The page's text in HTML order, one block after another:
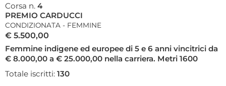
Corsa n. 4
PREMIO CARDUCCI
CONDIZIONATA - FEMMINE
€ 5.500,00
Femmine indigene ed europee di 5 e 6 anni vincitrici da
€ 8.000,00 a € 25.000,00 nella carriera. Metri 1600
Totale iscritti: 130